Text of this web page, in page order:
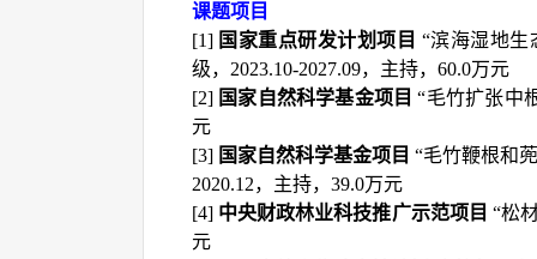
课题项目
[1] 国家重点研发计划项目 “滨海湿地生
级， 2023.10-2027.09，主持， 60.0万元
[2] 国家自然科学基金项目 “毛竹扩张中
元
[3] 国家自然科学基金项目 “毛竹鞭根和
2020.12，主持， 39.0万元
[4] 中央财政林业科技推广示范项目 “松
元